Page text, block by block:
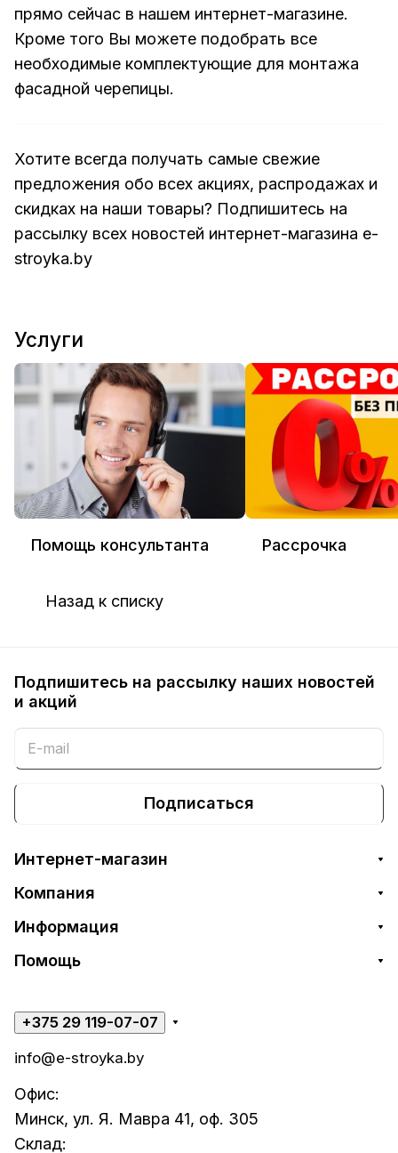
прямо сейчас в нашем интернет-магазине.
Кроме того Вы можете подобрать все
необходимые комплектующие для монтажа
фасадной черепицы.
Хотите всегда получать самые свежие
предложения обо всех акциях, распродажах и
скидках на наши товары? Подпишитесь на
рассылку всех новостей интернет-магазина e-
stroyka.by
Услуги
Помощь консультанта Рассрочка
Назад к списку
Подпишитесь на рассылку наших новостей
и акций
Подписаться
Интернет-магазин
Компания
Информация
Помощь
+375 29 119-07-07
info@e-stroyka.by
Офис:
Минск, ул. Я. Мавра 41, оф. 305
Склад: